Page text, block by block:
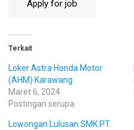
Terkait
Loker Astra Honda Motor
(AHM) Karawang
Maret 6, 2024
Postingan serupa
Lowongan Lulusan SMK PT.